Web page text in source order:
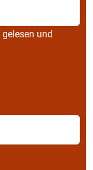
gelesen und